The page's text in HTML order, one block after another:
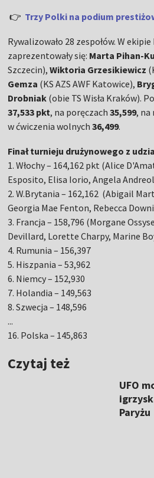
👉 Trzy Polki na podium
Rywalizowało 28 zespołów. W
zaprezentowały się: Marta Pihan-
Szczecin),Wiktoria Grzesikiewicz
Gemza (KS AZS AWF Katowice),
Drobniak (obie TS Wisła Kraków).
37,533 pkt, na poręczach35,599,
w ćwiczenia wolnych36,499.
Finał turnieju drużynowego z
1. Włochy – 164,162 pkt (Alice
Esposito, Elisa Iorio, Angela
2. W.Brytania – 162,162 (Abigail
Georgia Mae Fenton, Rebecca
3. Francja – 158,796 (Morgane
Devillard, Lorette Charpy, Marine
4. Rumunia – 156,397
5. Hiszpania – 53,962
6. Niemcy – 152,930
7. Holandia – 149,563
8. Szwecja – 148,596
...
16. Polska – 145,863
Czytaj też
UFO
Paryżu